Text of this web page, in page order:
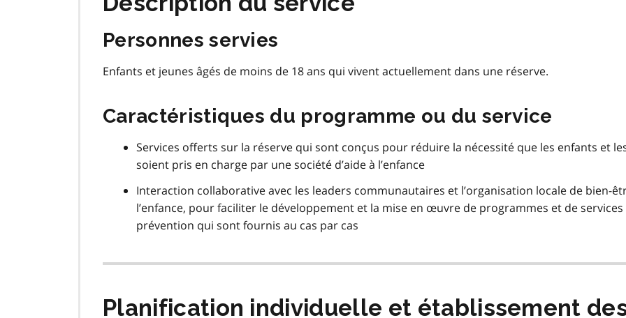
Personnes servies
Enfants et jeunes âgés de moins de 18 ans qui vivent actuellement dans une réserve.
Caractéristiques du programme ou du service
Services offerts sur la réserve qui sont conçus pour réduire la nécessité que les enfants et
soient pris en charge par une société d’aide à l’enfance
Interaction collaborative avec les leaders communautaires et l’organisation locale de bien-
l’enfance, pour faciliter le développement et la mise en œuvre de programmes et de services
prévention qui sont fournis au cas par cas
Planification individuelle et établissement